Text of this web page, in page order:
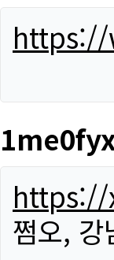
https://
쩜오, 강